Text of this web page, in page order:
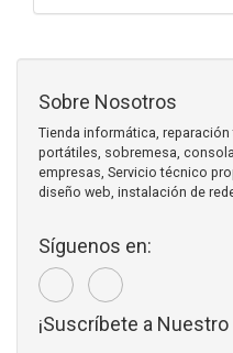
Sobre Nosotros
Tienda informática,
portátiles, sobremesa,
empresas, Servicio técnico
diseño web, instalación de
Síguenos en:
¡Suscríbete a